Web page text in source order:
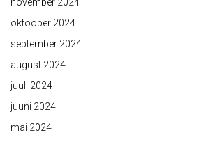
oktoober 2024
september 2024
august 2024
juuli 2024
juuni 2024
mai 2024